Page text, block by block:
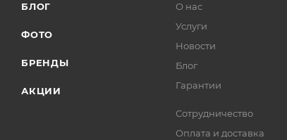
БЛОГ
ФОТО
БРЕНДЫ
АКЦИИ
О нас
Услуги
Новости
Блог
Гарантии
Сотрудничество
Оплата и доставка